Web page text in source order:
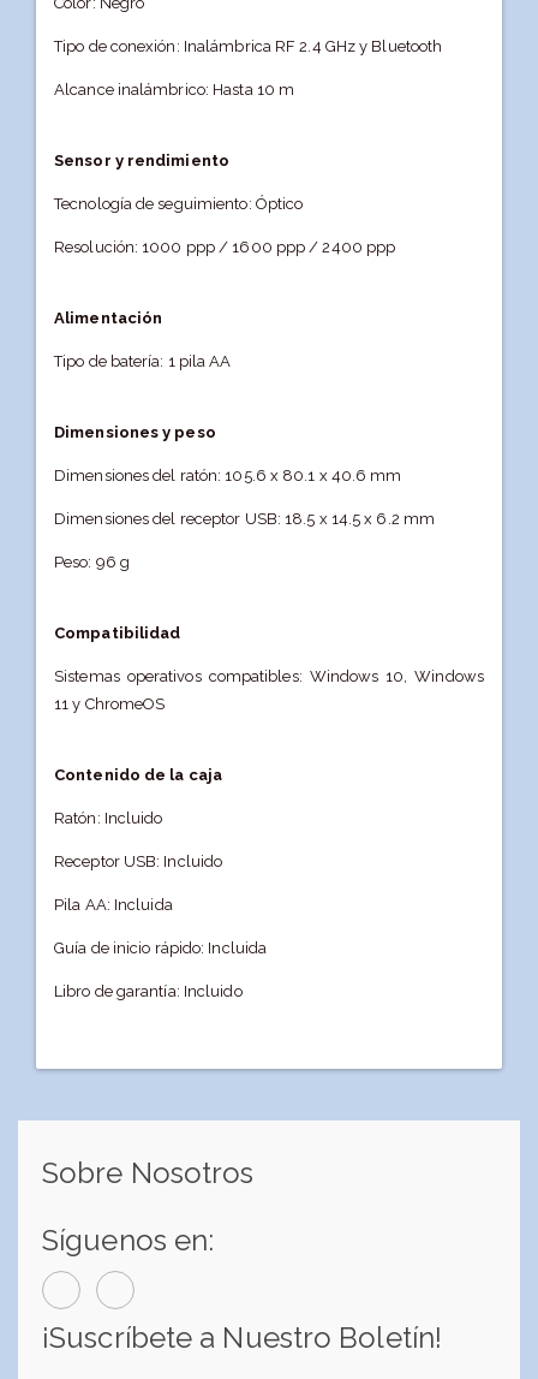
Tipo de conexión: Inalámbrica RF 2.4 GHz y Bluetooth
Alcance inalámbrico: Hasta 10 m
Sensor y rendimiento
Tecnología de seguimiento: Óptico
Resolución: 1000 ppp / 1600 ppp / 2400 ppp
Alimentación
Tipo de batería: 1 pila AA
Dimensiones y peso
Dimensiones del ratón: 105.6 x 80.1 x 40.6 mm
Dimensiones del receptor USB: 18.5 x 14.5 x 6.2 mm
Peso: 96 g
Compatibilidad
Sistemas operativos compatibles: Windows 10, Windows
11 y ChromeOS
Contenido de la caja
Ratón: Incluido
Receptor USB: Incluido
Pila AA: Incluida
Guía de inicio rápido: Incluida
Libro de garantía: Incluido
Sobre Nosotros
Síguenos en:
¡Suscríbete a Nuestro Boletín!